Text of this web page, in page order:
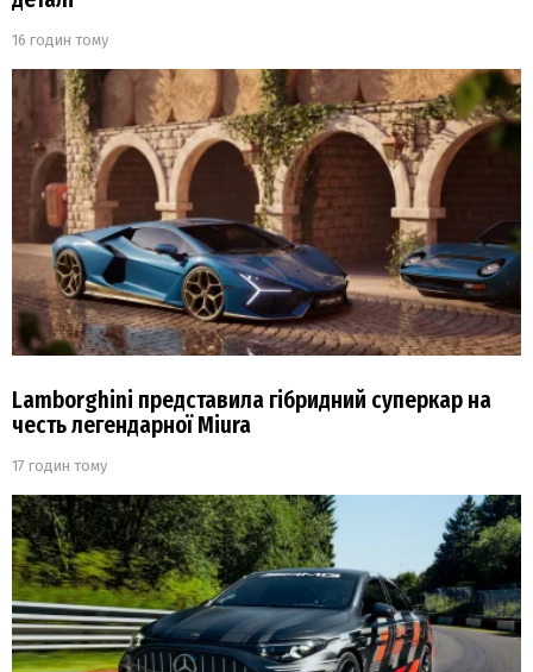
16 годин тому
Lamborghini представила гібридний суперкар на
честь легендарної Miura
17 годин тому